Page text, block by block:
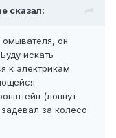
сказал:
он
искать
к электрикам
(лопнут
за колесо